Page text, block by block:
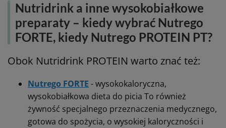
Nutridrink a inne wysokobiałkowe
preparaty – kiedy wybrać Nutrego
FORTE, kiedy Nutrego PROTEIN PT?
Obok Nutridrink PROTEIN warto znać też:
Nutrego FORTE - wysokokaloryczna,
wysokobiałkowa dieta do picia To również
żywność specjalnego przeznaczenia medycznego,
gotowa do spożycia, o wysokiej kaloryczności i